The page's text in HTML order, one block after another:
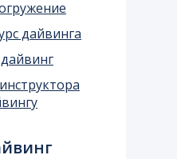
дайвинга